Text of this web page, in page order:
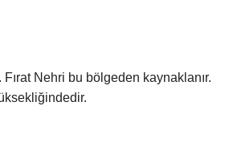
Fırat Nehri bu bölgeden kaynaklanır.